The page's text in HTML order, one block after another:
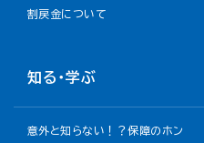
割戻金について​
知る・学ぶ
意外と知らない！？保障のホン